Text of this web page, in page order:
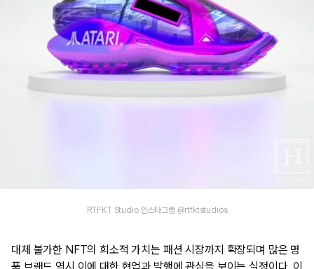
RTFKT Studio 인스타그램 @rtfktstudios
대체 불가한 NFT의 희소적 가치는 패션 시장까지 확장되며 많은 명
품 브랜드 역시 이에 대한 협업과 발행에 관심을 보이는 실정이다. 이